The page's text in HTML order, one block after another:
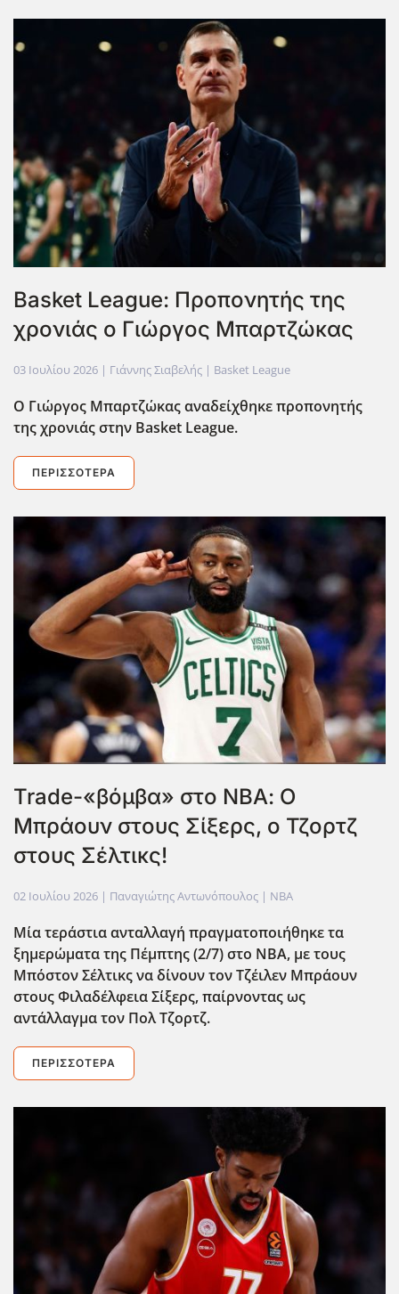
Basket League: Προπονητής της
χρονιάς ο Γιώργος Μπαρτζώκας
03 Ιουλίου 2026 | Γιάννης Σιαβελής | Basket League
Ο Γιώργος Μπαρτζώκας αναδείχθηκε προπονητής
της χρονιάς στην Basket League.
ΠΕΡΙΣΣΌΤΕΡΑ
Trade-«βόμβα» στο ΝΒΑ: Ο
Μπράουν στους Σίξερς, ο Τζορτζ
στους Σέλτικς!
02 Ιουλίου 2026 | Παναγιώτης Αντωνόπουλος | NBA
Μία τεράστια ανταλλαγή πραγματοποιήθηκε τα
ξημερώματα της Πέμπτης (2/7) στο ΝΒΑ, με τους
Μπόστον Σέλτικς να δίνουν τον Τζέιλεν Μπράουν
στους Φιλαδέλφεια Σίξερς, παίρνοντας ως
αντάλλαγμα τον Πολ Τζορτζ.
ΠΕΡΙΣΣΌΤΕΡΑ